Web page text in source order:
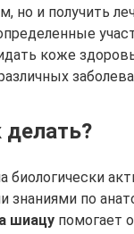
но и получить
коже
биологически
по
шиацу помогает